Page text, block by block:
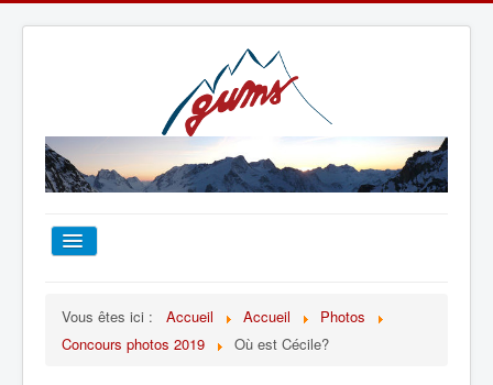
TOUT SUR LE GUMS
Vous êtes ici : Accueil Accueil
Photos
Concours photos 2019
Où est Cécile?